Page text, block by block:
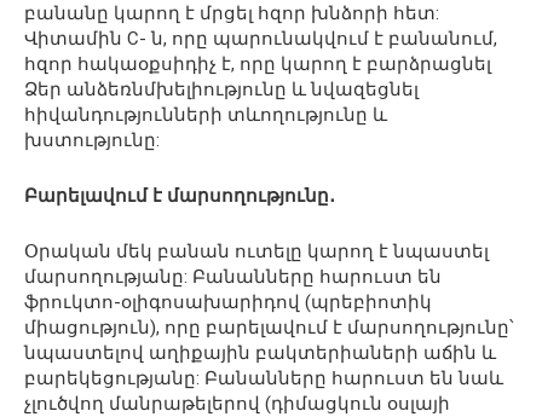
բանանը կարող է մրցել հզոր խնձորի հետ:
Վիտամին C- ն, որը պարունակվում է բանանում,
հզոր հակաօքսիդիչ է, որը կարող է բարձրացնել
Ձեր անձեռնմխելիությունը և նվազեցնել
հիվանդությունների տևողությունը և
խստությունը:
Բարելավում է մարսողությունը․
Օրական մեկ բանան ուտելը կարող է նպաստել
մարսողությանը: Բանանները հարուստ են
ֆրուկտո-օլիգոսախարիդով (պրեբիոտիկ
միացություն), որը բարելավում է մարսողությունը՝
նպաստելով աղիքային բակտերիաների աճին և
բարեկեցությանը: Բանանները հարուստ են նաև
չլուծվող մանրաթելերով (դիմացկուն օսլայի